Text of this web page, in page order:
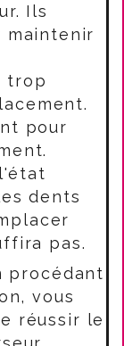
Ils
pour
dents
pas.
procédant
vous
réussir le